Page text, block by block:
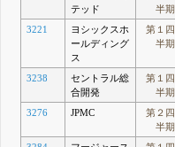
テッド
半期
3221
ヨシックスホ
ールディング
ス
第１四
半期
3238
セントラル総
合開発
第１四
半期
3276 JPMC
第２四
半期